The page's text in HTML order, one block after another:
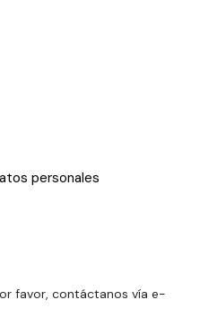
personales
favor, contáctanos vía e-